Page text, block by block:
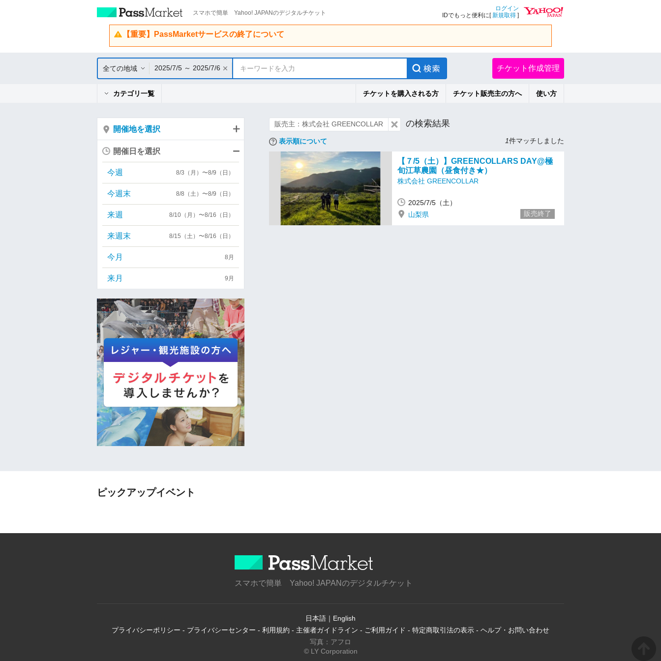
スマホで簡単 Yahoo! JAPANのデジタルチケット
ログイン
IDでもっと便利に[新規取得 ]
【重要】PassMarketサービスの終了について
全ての地域 2025/7/5 ～ 2025/7/6 キーワードを入力 チケット作成管理
カテゴリ一覧 チケットを購入される方 チケット販売主の方へ 使い方
販売主：株式会社 GREENCOLLAR の検索結果
表示順について 1件マッチしました
【７/5（土）】GREENCOLLARS DAY@極
旬江草農園（昼食付き★）
株式会社 GREENCOLLAR
2025/7/5（土）
山梨県
販売終了
開催地を選択
開催日を選択
今週 8/3（月）〜8/9（日）
今週末 8/8（土）〜8/9（日）
来週 8/10（月）〜8/16（日）
来週末 8/15（土）〜8/16（日）
今月 8月
来月 9月
ピックアップイベント
スマホで簡単 Yahoo! JAPANのデジタルチケット
日本語 ｜ English
プライバシーポリシー - プライバシーセンター - 利用規約 - 主催者ガイドライン - ご利用ガイド - 特定商取引法の表示 - ヘルプ・お問い合わせ
写真：アフロ
© LY Corporation